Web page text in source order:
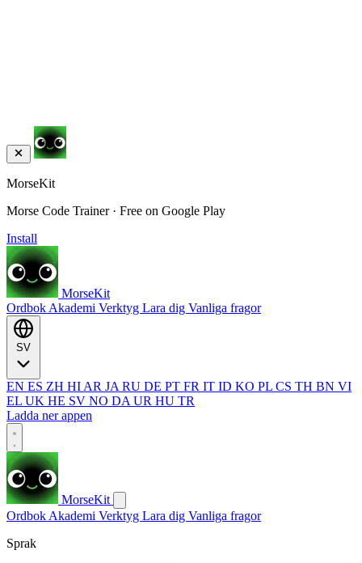
MorseKit
Morse Code Trainer · Free on Google Play
Install
MorseKit
Ordbok Akademi Verktyg Lara dig Vanliga fragor
EN ES ZH HI AR JA RU DE PT FR IT ID KO PL CS TH BN VI
EL UK HE SV NO DA UR HU TR
Ladda ner appen
MorseKit
Ordbok Akademi Verktyg Lara dig Vanliga fragor
Sprak